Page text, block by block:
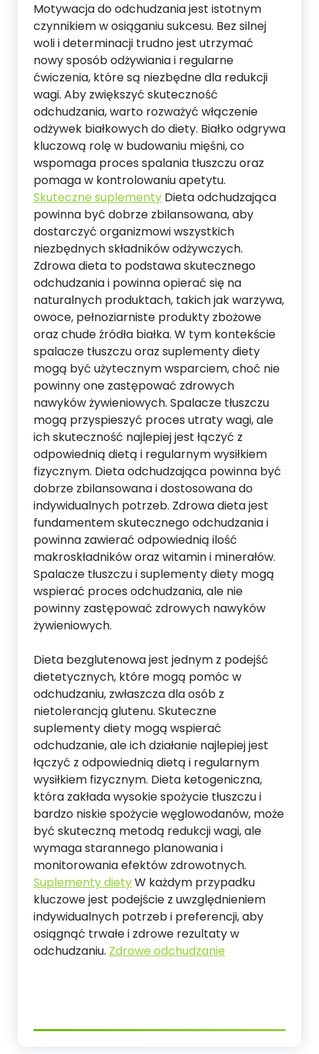
Motywacja do odchudzania jest istotnym
czynnikiem w osiąganiu sukcesu. Bez silnej
woli i determinacji trudno jest utrzymać
nowy sposób odżywiania i regularne
ćwiczenia, które są niezbędne dla redukcji
wagi. Aby zwiększyć skuteczność
odchudzania, warto rozważyć włączenie
odżywek białkowych do diety. Białko odgrywa
kluczową rolę w budowaniu mięśni, co
wspomaga proces spalania tłuszczu oraz
pomaga w kontrolowaniu apetytu.
Skuteczne suplementy Dieta odchudzająca
powinna być dobrze zbilansowana, aby
dostarczyć organizmowi wszystkich
niezbędnych składników odżywczych.
Zdrowa dieta to podstawa skutecznego
odchudzania i powinna opierać się na
naturalnych produktach, takich jak warzywa,
owoce, pełnoziarniste produkty zbożowe
oraz chude źródła białka. W tym kontekście
spalacze tłuszczu oraz suplementy diety
mogą być użytecznym wsparciem, choć nie
powinny one zastępować zdrowych
nawyków żywieniowych. Spalacze tłuszczu
mogą przyspieszyć proces utraty wagi, ale
ich skuteczność najlepiej jest łączyć z
odpowiednią dietą i regularnym wysiłkiem
fizycznym. Dieta odchudzająca powinna być
dobrze zbilansowana i dostosowana do
indywidualnych potrzeb. Zdrowa dieta jest
fundamentem skutecznego odchudzania i
powinna zawierać odpowiednią ilość
makroskładników oraz witamin i minerałów.
Spalacze tłuszczu i suplementy diety mogą
wspierać proces odchudzania, ale nie
powinny zastępować zdrowych nawyków
żywieniowych.
Dieta bezglutenowa jest jednym z podejść
dietetycznych, które mogą pomóc w
odchudzaniu, zwłaszcza dla osób z
nietolerancją glutenu. Skuteczne
suplementy diety mogą wspierać
odchudzanie, ale ich działanie najlepiej jest
łączyć z odpowiednią dietą i regularnym
wysiłkiem fizycznym. Dieta ketogeniczna,
która zakłada wysokie spożycie tłuszczu i
bardzo niskie spożycie węglowodanów, może
być skuteczną metodą redukcji wagi, ale
wymaga starannego planowania i
monitorowania efektów zdrowotnych.
Suplementy dietyW każdym przypadku
kluczowe jest podejście z uwzględnieniem
indywidualnych potrzeb i preferencji, aby
osiągnąć trwałe i zdrowe rezultaty w
odchudzaniu. Zdrowe odchudzanie